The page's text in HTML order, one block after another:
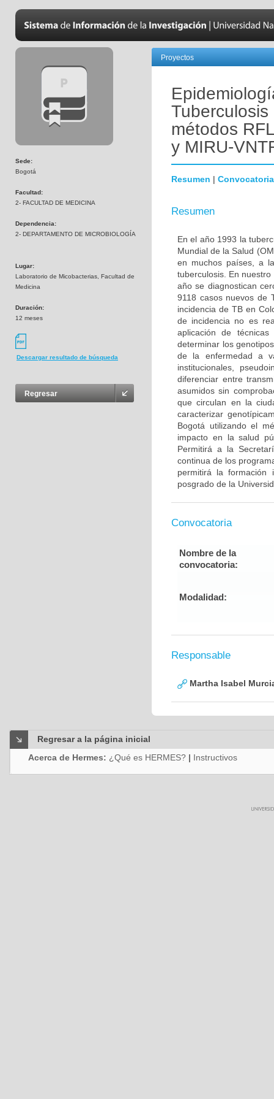
Sede:
Bogotá
Facultad:
2- FACULTAD DE MEDICINA
Dependencia:
2- DEPARTAMENTO DE MICROBIOLOGÍA
Lugar:
Laboratorio de Micobacterias, Facultad de
Medicina
Duración:
12 meses
Descargar resultado de búsqueda
Regresar
Proyectos
métodos
y MIRU-
Resumen | Convocatoria
Resumen
En el año 1993 la
Mundial de la Salud
en muchos países, a
tuberculosis. En
año se diagnostican
9118 casos nuevos de
incidencia de TB en
de incidencia no es
aplicación de
determinar los
de la enfermedad a
institucionales,
diferenciar entre
asumidos sin
que circulan en la
caracterizar
Bogotá utilizando el
impacto en la salud
Permitirá a la
continua de los
permitirá la formación
posgrado de la
Convocatoria
Nombre de la
convocatoria:
Modalidad:
Responsable
Martha Isabel
Regresar a la página inicial
Acerca de Hermes: ¿Qué es HERMES? | Instructivos